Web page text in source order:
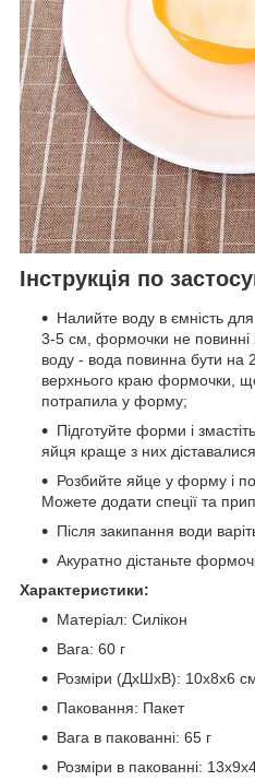
Інструкція по
Налийте воду в ємність
3-5 см, формочки не повинні
воду - вода повинна бути на
верхнього краю формочки,
потрапила у форму;
Підготуйте форми і
яйця краще з них
Розбийте яйце у форму і
Можете додати спеції та
Після закипання води
Акуратно дістаньте
Характеристики:
Матеріал: Силікон
Вага: 60 г
Розміри (ДхШхВ): 10х8х6
Паковання: Пакет
Вага в пакованні: 65 г
Розміри в пакованні: